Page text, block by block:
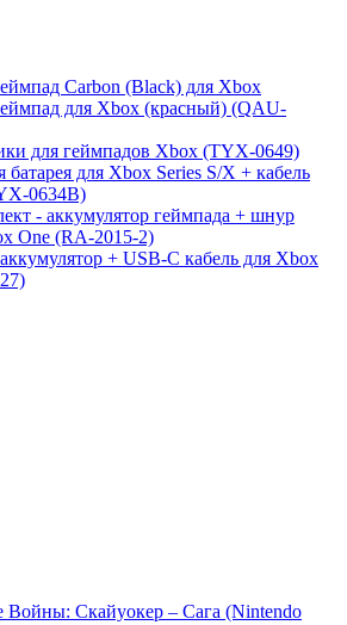
Carbon (Black) для Xbox
для Xbox (красный) (QAU-
для геймпадов Xbox (TYX-0649)
батарея для Xbox Series S/X + кабель
0634B)
- аккумулятор геймпада + шнур
One (RA-2015-2)
+ USB-C кабель для Xbox
Войны: Скайуокер – Сага (Nintendo